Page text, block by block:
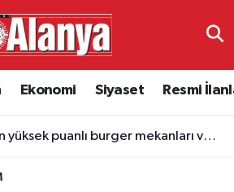
Ekonomi Siyaset Resmi
puanlı burger mekanları ve fiyatları
Vakitleri